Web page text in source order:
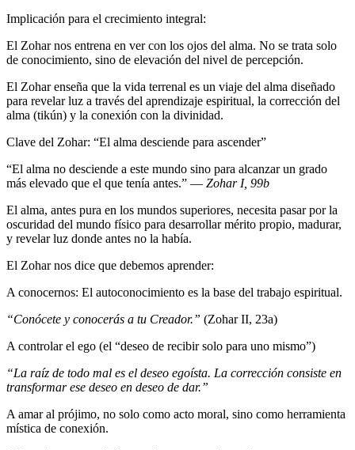
Implicación para el crecimiento integral:
El Zohar nos entrena en ver con los ojos del alma. No se trata solo
de conocimiento, sino de elevación del nivel de percepción.
El Zohar enseña que la vida terrenal es un viaje del alma diseñado
para revelar luz a través del aprendizaje espiritual, la corrección del
alma (tikún) y la conexión con la divinidad.
Clave del Zohar: “El alma desciende para ascender”
“El alma no desciende a este mundo sino para alcanzar un grado
más elevado que el que tenía antes.” — Zohar I, 99b
El alma, antes pura en los mundos superiores, necesita pasar por la
oscuridad del mundo físico para desarrollar mérito propio, madurar,
y revelar luz donde antes no la había.
El Zohar nos dice que debemos aprender:
A conocernos: El autoconocimiento es la base del trabajo espiritual.
“Conócete y conocerás a tu Creador.” (Zohar II, 23a)
A controlar el ego (el “deseo de recibir solo para uno mismo”)
“La raíz de todo mal es el deseo egoísta. La corrección consiste en
transformar ese deseo en deseo de dar.”
A amar al prójimo, no solo como acto moral, sino como herramienta
mística de conexión.